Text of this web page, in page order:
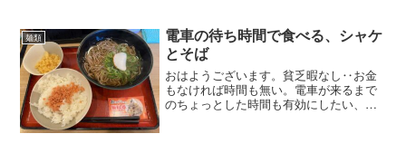
麺類
電車の待ち時間で食べる、シャケ
とそば
おはようございます。貧乏暇なし‥お金
もなければ時間も無い。電車が来るまで
のちょっとした時間も有効にしたい、そ